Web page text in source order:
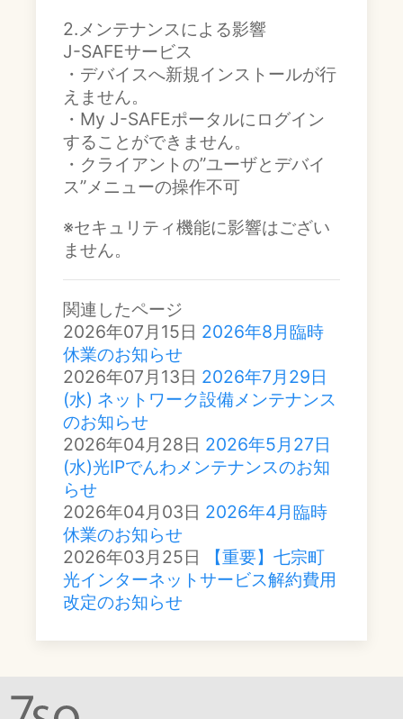
2.メンテナンスによる影響
J-SAFEサービス
・デバイスへ新規インストールが行
えません。
・My J-SAFEポータルにログイン
することができません。
・クライアントの”ユーザとデバイ
ス”メニューの操作不可
※セキュリティ機能に影響はござい
ません。
関連したページ
2026年07月15日 2026年8月臨時
休業のお知らせ
2026年07月13日 2026年7月29日
(水) ネットワーク設備メンテナンス
のお知らせ
2026年04月28日 2026年5月27日
(水)光IPでんわメンテナンスのお知
らせ
2026年04月03日 2026年4月臨時
休業のお知らせ
2026年03月25日
【重要】七宗町
光インターネットサービス解約費用
改定のお知らせ